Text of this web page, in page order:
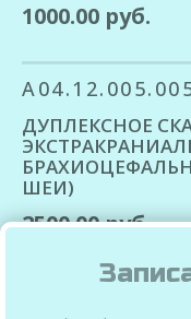
1000.00 руб.
ДУПЛЕКСНОЕ
ШЕИ)
2500.00 руб.